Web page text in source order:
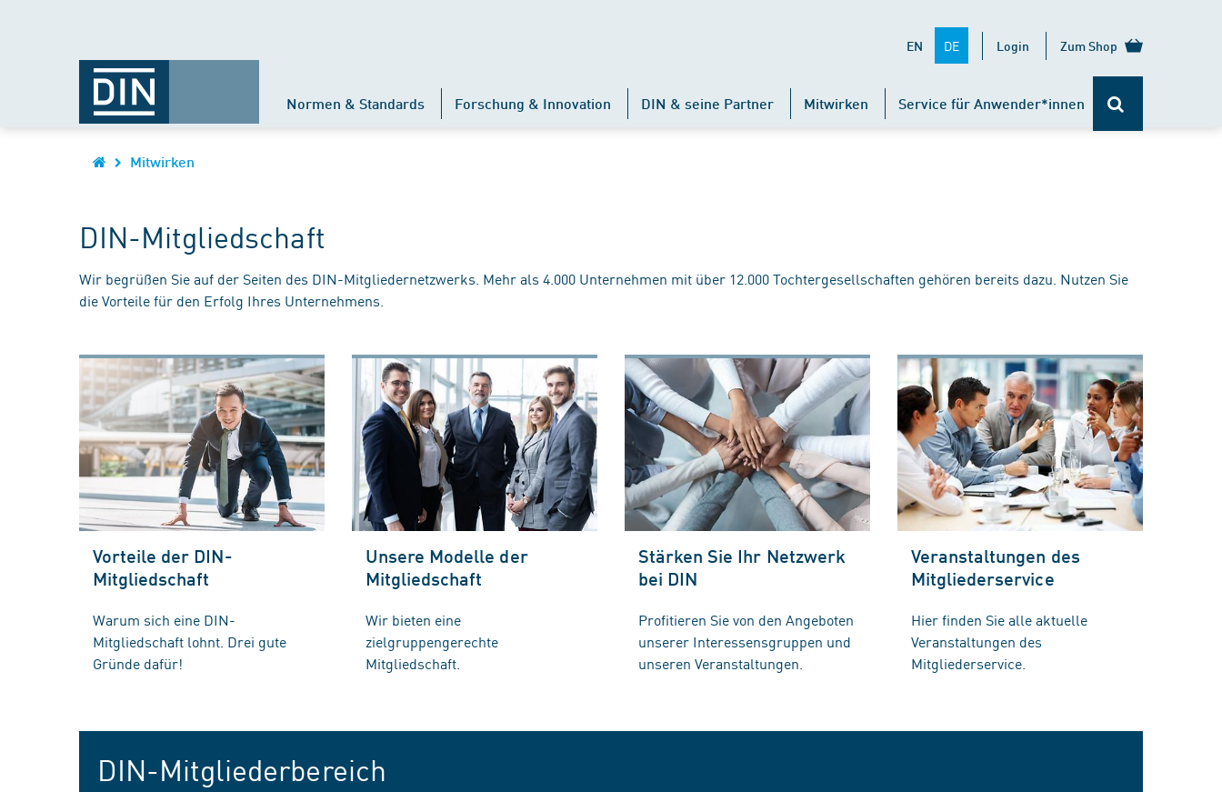
EN DE Login Zum Shop
Normen & Standards Forschung & Innovation DIN & seine Partner Mitwirken Service für Anwender*innen
Mitwirken
DIN-Mitgliedschaft
Wir begrüßen Sie auf der Seiten des DIN-Mitgliedernetzwerks. Mehr als 4.000 Unternehmen mit über 12.000 Tochtergesellschaften gehören bereits dazu. Nutzen Sie
die Vorteile für den Erfolg Ihres Unternehmens.
Vorteile der DIN-
Mitgliedschaft
Warum sich eine DIN-
Mitgliedschaft lohnt. Drei gute
Gründe dafür!
Unsere Modelle der
Mitgliedschaft
Wir bieten eine
zielgruppengerechte
Mitgliedschaft.
Stärken Sie Ihr Netzwerk
bei DIN
Profitieren Sie von den Angeboten
unserer Interessensgruppen und
unseren Veranstaltungen.
Veranstaltungen des
Mitgliederservice
Hier finden Sie alle aktuelle
Veranstaltungen des
Mitgliederservice.
DIN-Mitgliederbereich